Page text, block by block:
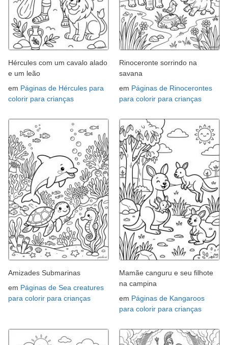
Hércules com um cavalo alado
e um leão
em Páginas de Hércules para
colorir para crianças
Rinoceronte sorrindo na
savana
em Páginas de Rinocerontes
para colorir para crianças
Amizades Submarinas
em Páginas de Sea creatures
para colorir para crianças
Mamãe canguru e seu filhote
na campina
em Páginas de Kangaroos
para colorir para crianças